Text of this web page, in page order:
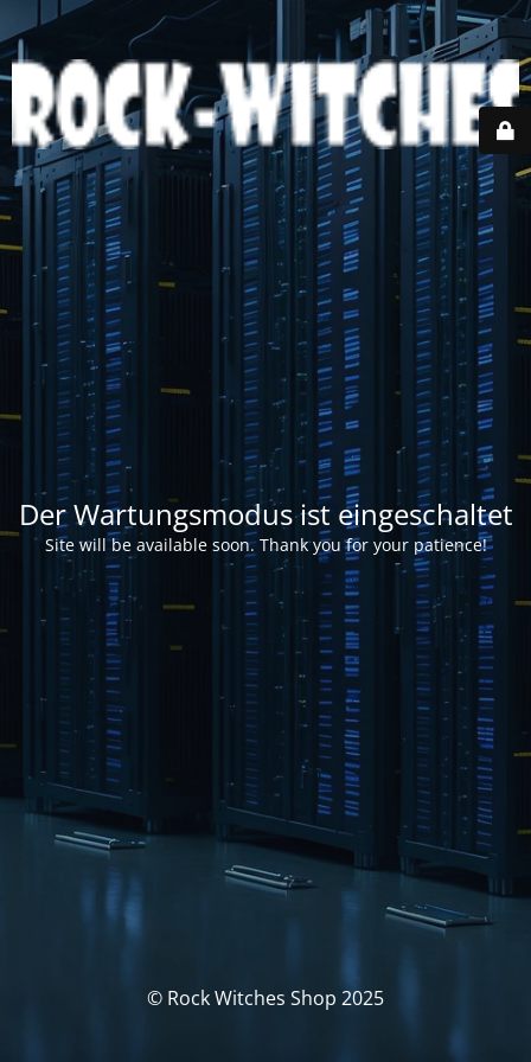
Der Wartungsmodus ist eingeschaltet
Site will be available soon. Thank you for your patience!
© Rock Witches Shop 2025